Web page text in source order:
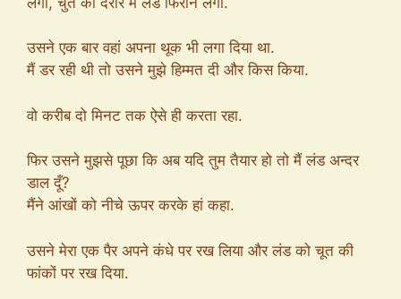
उसने एक बार वहां अपना थूक भी लगा दिया था.
मैं डर रही थी तो उसने मुझे हिम्मत दी और किस किया.
वो करीब दो मिनट तक ऐसे ही करता रहा.
फिर उसने मुझसे पूछा कि अब यदि तुम तैयार हो तो मैं लंड अन्दर
डाल दूँ?
मैंने आंखों को नीचे ऊपर करके हां कहा.
उसने मेरा एक पैर अपने कंधे पर रख लिया और लंड को चूत की
फांकों पर रख दिया.